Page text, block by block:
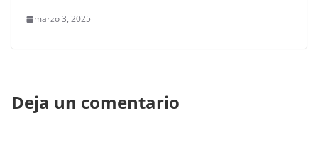
marzo 3, 2025
Deja un comentario